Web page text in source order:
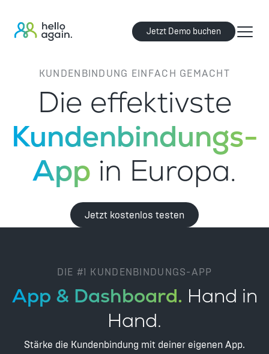
Jetzt Demo buchen
KUNDENBINDUNG EINFACH GEMACHT
Die effektivste
Kundenbindungs-
App in Europa.
Jetzt kostenlos testen
DIE #1 KUNDENBINDUNGS-APP
App & Dashboard. Hand in
Hand.
Stärke die Kundenbindung mit deiner eigenen App.